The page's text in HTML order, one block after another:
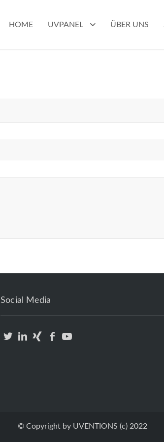
HOME UVPANEL ÜBER UNS
Social Media
© Copyright by UVENTIONS (c) 2022